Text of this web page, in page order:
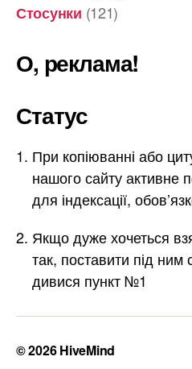
Стосунки (121)
О, реклама!
Статус
При копіюванні або
нашого сайту активне
для індексації,
Якщо дуже хочеться
так, поставити під ним
дивися пункт №1
© 2026HiveMind